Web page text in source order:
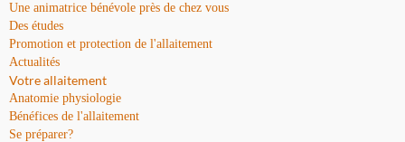
Une animatrice bénévole près de chez vous
Des études
Promotion et protection de l'allaitement
Actualités
Votre allaitement
Anatomie physiologie
Bénéfices de l'allaitement
Se préparer?